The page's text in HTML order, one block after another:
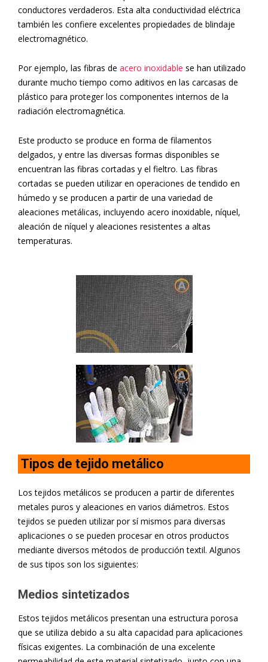
conductores verdaderos. Esta alta conductividad eléctrica
también les confiere excelentes propiedades de blindaje
electromagnético.
Por ejemplo, las fibras de acero inoxidable se han utilizado
durante mucho tiempo como aditivos en las carcasas de
plástico para proteger los componentes internos de la
radiación electromagnética.
Este producto se produce en forma de filamentos
delgados, y entre las diversas formas disponibles se
encuentran las fibras cortadas y el fieltro. Las fibras
cortadas se pueden utilizar en operaciones de tendido en
húmedo y se producen a partir de una variedad de
aleaciones metálicas, incluyendo acero inoxidable, níquel,
aleación de níquel y aleaciones resistentes a altas
temperaturas.
Tipos de tejido metálico
Los tejidos metálicos se producen a partir de diferentes
metales puros y aleaciones en varios diámetros. Estos
tejidos se pueden utilizar por sí mismos para diversas
aplicaciones o se pueden procesar en otros productos
mediante diversos métodos de producción textil. Algunos
de sus tipos son los siguientes:
Medios sintetizados
Estos tejidos metálicos presentan una estructura porosa
que se utiliza debido a su alta capacidad para aplicaciones
físicas exigentes. La combinación de una excelente